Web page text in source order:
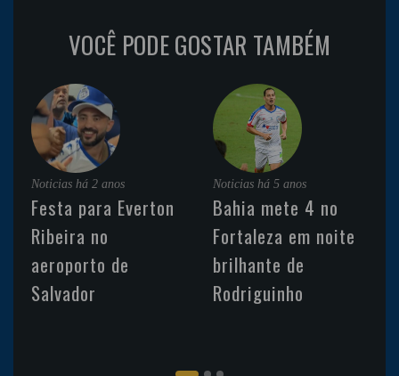
VOCÊ PODE GOSTAR TAMBÉM
Noticias há 2 anos
Festa para Everton
Ribeira no
aeroporto de
Salvador
Noticias há 5 anos
Bahia mete 4 no
Fortaleza em noite
brilhante de
Rodriguinho